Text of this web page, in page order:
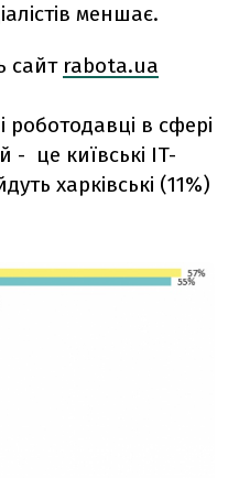
меншає.
сайт rabota.ua
в сфері
- це київські IT-
харківські (11%)